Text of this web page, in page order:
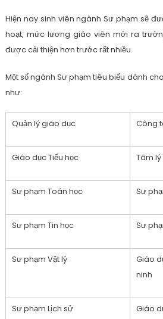
Hiện nay sinh viên ngành Sư phạm sẽ
hoạt, mức lương giáo viên mới ra
được cải thiện hơn trước rất nhiều.
Một số ngành Sư phạm tiêu biểu dành
như:
Quản lý giáo dục Công
Giáo dục Tiểu học Tâm
Sư phạm Toán học Sư
Sư phạm Tin học Sư
Sư phạm Vật lý
Giáo
ninh
Sư phạm Lịch sử Giáo